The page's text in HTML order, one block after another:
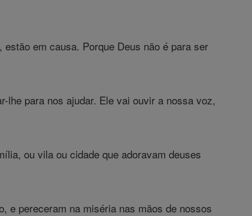
em causa. Porque Deus não é para ser
lhe para nos ajudar. Ele vai ouvir a nossa voz,
ou vila ou cidade que adoravam deuses
e pereceram na miséria nas mãos de nossos